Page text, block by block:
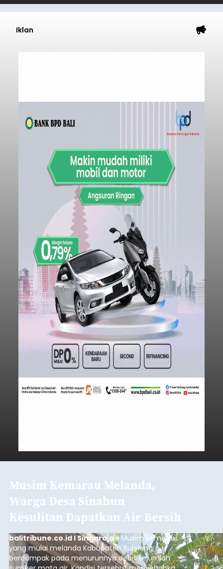
Iklan
Musim Kemarau Melanda,
Warga Desa Sinabun
Kesulitan Dapatkan Air Bersih
balitribune.co.id I Singaraja -Musim kemarau
yang mulai melanda Kabupaten Buleleng
berdampak pada menurunnya debit sejumlah